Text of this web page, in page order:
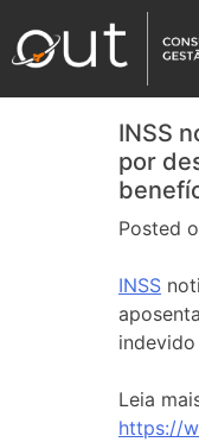
INSS
por
Posted
INSS
Leia
https://